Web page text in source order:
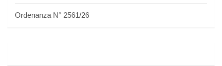
Ordenanza N° 2561/26